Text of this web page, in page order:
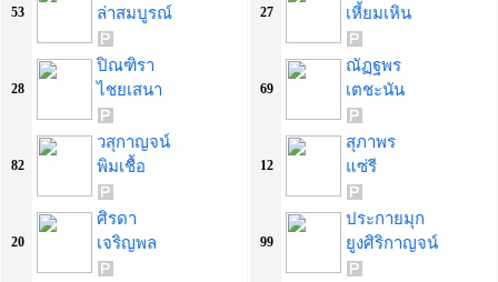
53
ล่าสมบูรณ์
28
ปิณฑิรา
ไชยเสนา
82
วสุกาญจน์
พิมเชื้อ
20
ศิรดา
เจริญพล
27
เหี้ยมเหิน
69
ณัฏฐพร
เตชะนัน
12
สุภาพร
แซ่รี
99
ประกายมุก
ยูงศิริกาญจน์